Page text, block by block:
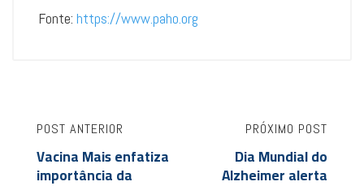
Fonte: https://www.paho.org
POST ANTERIOR
Vacina Mais enfatiza
importância da
PRÓXIMO POST
Dia Mundial do
Alzheimer alerta